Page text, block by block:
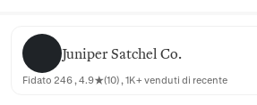
Juniper Satchel Co.
Juniper Satchel Co.
Fidato 246 , 4.9★(10) , 1K+ venduti di recente